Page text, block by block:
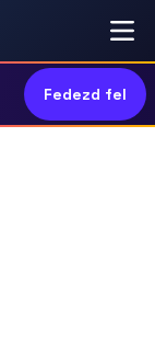
Fedezd fel